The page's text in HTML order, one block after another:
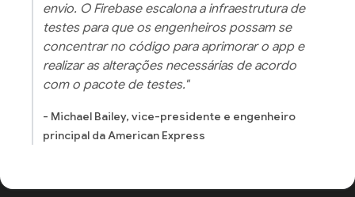
envio. O Firebase escalona a infraestrutura de
testes para que os engenheiros possam se
concentrar no código para aprimorar o app e
realizar as alterações necessárias de acordo
com o pacote de testes."
- Michael Bailey, vice-presidente e engenheiro
principal da American Express